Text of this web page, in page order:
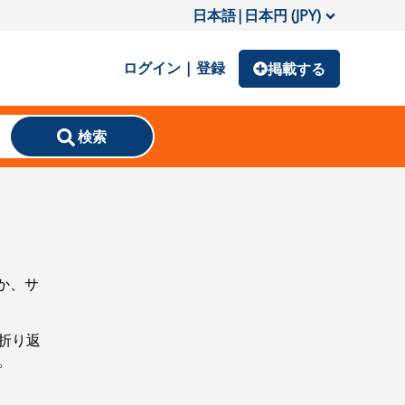
日本語| 日本円 (JPY)
ログイン | 登録 掲載する
検索
、サ
り返